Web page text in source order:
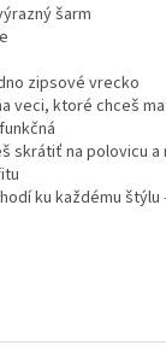
šarm
zipsové vrecko
veci, ktoré chceš
na polovicu
ku každému